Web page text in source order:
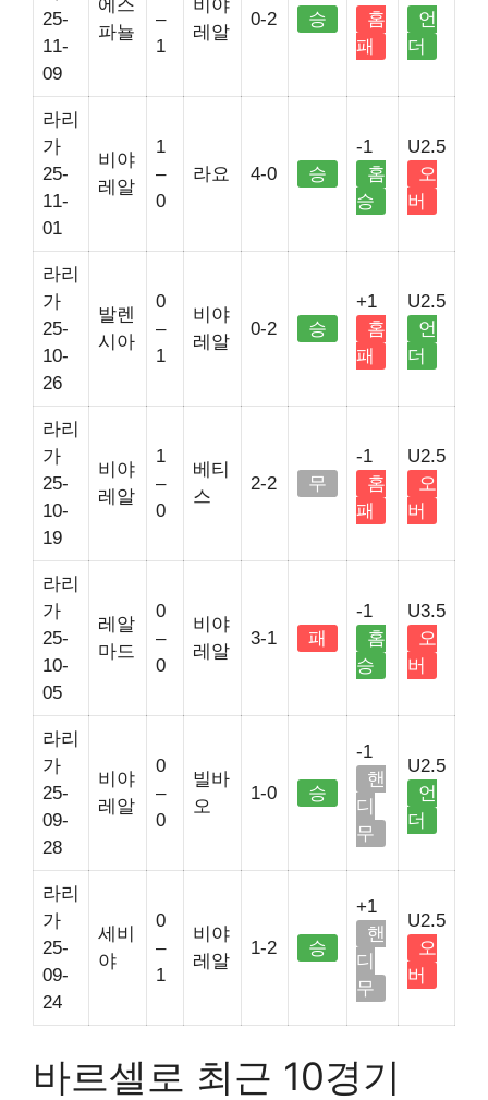
25-
11-
09
에스
파뇰
–
1
비야
레알
0-2 승
홈
패
언
더
라리
가
25-
11-
01
비야
레알
1
–
0
라요 4-0 승
-1
홈
승
U2.5
오
버
라리
가
25-
10-
26
발렌
시아
0
–
1
비야
레알
0-2 승
+1
홈
패
U2.5
언
더
라리
가
25-
10-
19
비야
레알
1
–
0
베티
스
2-2 무
-1
홈
패
U2.5
오
버
라리
가
25-
10-
05
레알
마드
0
–
0
비야
레알
3-1 패
-1
홈
승
U3.5
오
버
라리
가
25-
09-
28
비야
레알
0
–
0
빌바
오
1-0 승
-1
핸
디
무
U2.5
언
더
라리
가
25-
09-
24
세비
야
0
–
1
비야
레알
1-2 승
+1
핸
디
무
U2.5
오
버
바르셀로 최근 10경기